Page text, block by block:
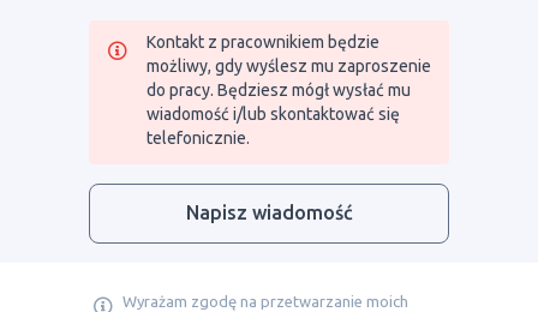
Kontakt z pracownikiem będzie
możliwy, gdy wyślesz mu zaproszenie
do pracy. Będziesz mógł wysłać mu
wiadomość i/lub skontaktować się
telefonicznie.
Napisz wiadomość
Wyrażam zgodę na przetwarzanie moich